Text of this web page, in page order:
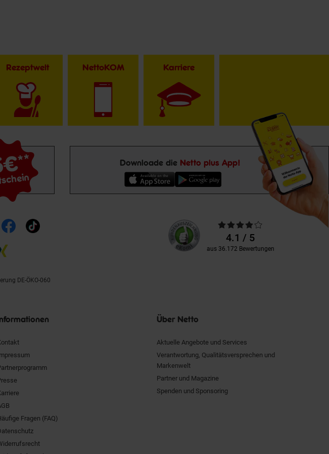
Rezeptwelt NettoKOM Karriere
** Downloade die Netto plus App!
DE-ÖKO-060
Unsere
Kundenbewertungen
Durchschnittliche
Bewertungen4.1 / 5
aus 36.172 Bewertungen
Fragen (FAQ)
Über Netto
Aktuelle Angebote und Services
Verantwortung, Qualitätsversprechen und
Markenwelt
Partner und Magazine
Spenden und Sponsoring